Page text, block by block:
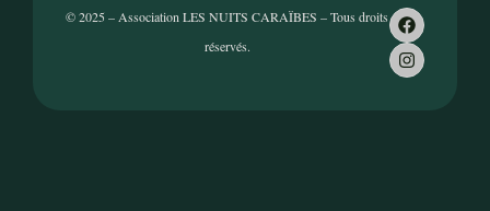
© 2025 – Association LES NUITS CARAÏBES – Tous droits
réservés.